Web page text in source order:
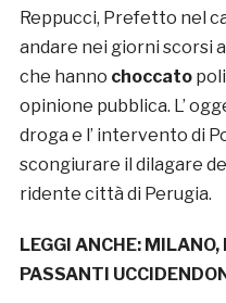
Reppucci, Prefetto nel
andare nei giorni scorsi
che hanno choccato
opinione pubblica. L’
droga e l’ intervento di
scongiurare il dilagare
ridente città di Perugia.
LEGGI ANCHE: MILANO,
PASSANTI